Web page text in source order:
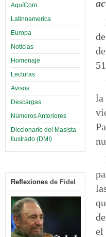
AquíCom
Latinoamerica
Europa
Noticias
Homenaje
Lecturas
Avisos
Descargas
Números Anteriores
Diccionario del Masista
Ilustrado (DMI)
Reflexiones de Fidel
la
el